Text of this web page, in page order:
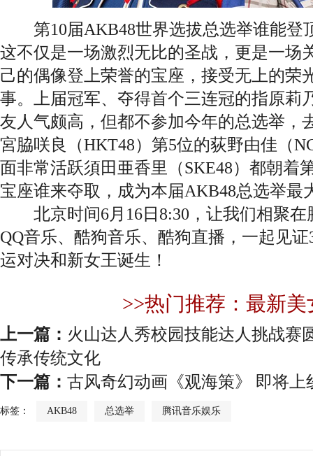
第10届AKB48世界选拔总选举谁能登
这不仅是一场激烈无比的圣战，更是一场
己的偶像登上荣誉的宝座，接受无上的荣
事。上届冠军、夺得首个三连冠的指原莉
友人气颇高，但都不参加今年的总选举，
宮脇咲良（HKT48）第5位的荻野由佳（
面非常活跃須田亜香里（SKE48）都朝着
宝座谁来夺取，成为本届AKB48总选举最
北京时间6月16日8:30，让我们相聚在
QQ音乐、酷狗音乐、酷狗直播，一起见
运对决和新女王诞生！
>>热门推荐：最新美
上一篇： 火山达人秀校园技能达人挑战赛
传承传统文化
下一篇： 古风奇幻动画《观海策》 即将上
标签： AKB48 总选举 腾讯音乐娱乐